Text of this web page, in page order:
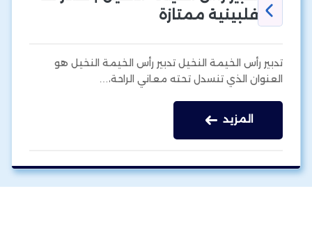
فلبينية ممتازة
تدبير رأس الخيمة النخيل تدبير رأس الخيمة النخيل هو
العنوان الذي تنسدل تحته معاني الراحة،…
المزيد